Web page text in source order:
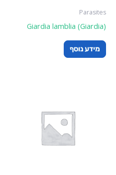
Parasites
Giardia lamblia (Giardia)
מידע נוסף